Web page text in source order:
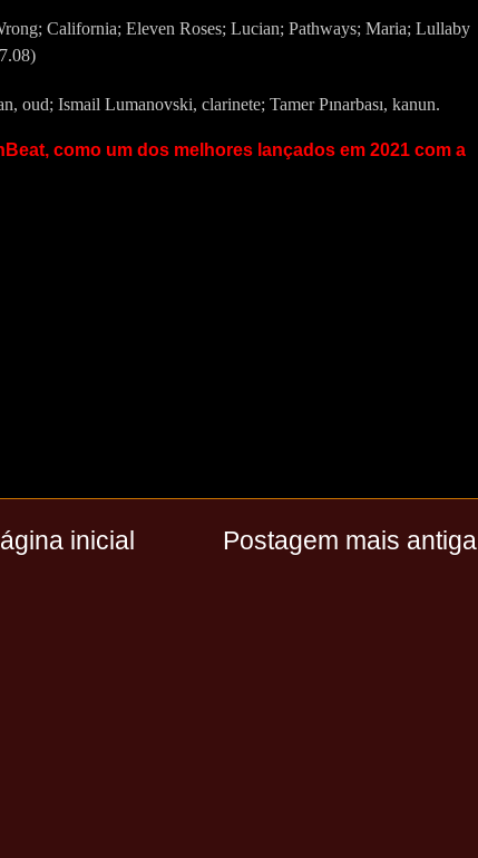
California; Eleven Roses; Lucian; Pathways; Maria; Lullaby
oud; Ismail Lumanovski, clarinete; Tamer Pınarbası, kanun.
como um dos melhores lançados em 2021 com a
Postagem mais antiga
inicial